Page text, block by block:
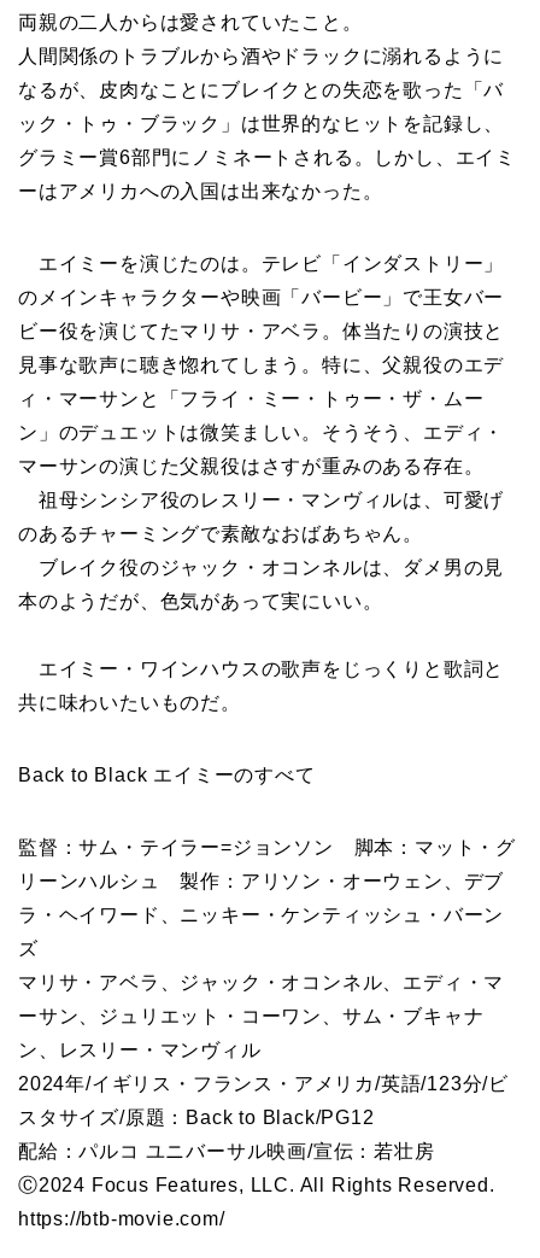
両親の二人からは愛されていたこと。
人間関係のトラブルから酒やドラックに溺れるように
なるが、皮肉なことにブレイクとの失恋を歌った「バ
ック・トゥ・ブラック」は世界的なヒットを記録し、
グラミー賞6部門にノミネートされる。しかし、エイミ
ーはアメリカへの入国は出来なかった。
エイミーを演じたのは。テレビ「インダストリー」
のメインキャラクターや映画「バービー」で王女バー
ビー役を演じてたマリサ・アベラ。体当たりの演技と
見事な歌声に聴き惚れてしまう。特に、父親役のエデ
ィ・マーサンと「フライ・ミー・トゥー・ザ・ムー
ン」のデュエットは微笑ましい。そうそう、エディ・
マーサンの演じた父親役はさすが重みのある存在。
祖母シンシア役のレスリー・マンヴィルは、可愛げ
のあるチャーミングで素敵なおばあちゃん。
ブレイク役のジャック・オコンネルは、ダメ男の見
本のようだが、色気があって実にいい。
エイミー・ワインハウスの歌声をじっくりと歌詞と
共に味わいたいものだ。
Back to Black エイミーのすべて
監督：サム・テイラー=ジョンソン 脚本：マット・グ
リーンハルシュ 製作：アリソン・オーウェン、デブ
ラ・ヘイワード、ニッキー・ケンティッシュ・バーン
ズ
マリサ・アベラ、ジャック・オコンネル、エディ・マ
ーサン、ジュリエット・コーワン、サム・ブキャナ
ン、レスリー・マンヴィル
2024年/イギリス・フランス・アメリカ/英語/123分/ビ
スタサイズ/原題：Back to Black/PG12
配給：パルコ ユニバーサル映画/宣伝：若壮房
Ⓒ2024 Focus Features, LLC. All Rights Reserved.
https://btb-movie.com/